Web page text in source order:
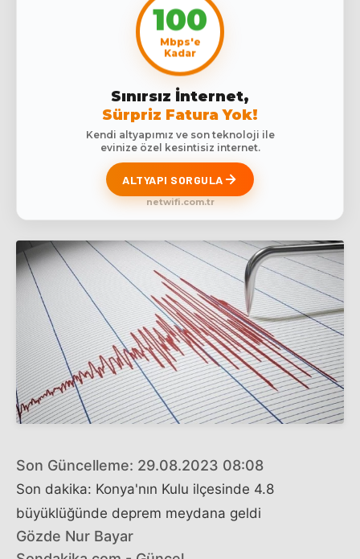
100
Mbps'e
Kadar
Sınırsız İnternet,
Sürpriz Fatura Yok!
Kendi altyapımız ve son teknoloji ile
evinize özel kesintisiz internet.
ALTYAPI SORGULA
netwifi.com.tr
Son Güncelleme: 29.08.2023 08:08
Son dakika: Konya'nın Kulu ilçesinde 4.8
büyüklüğünde deprem meydana geldi
Gözde Nur Bayar